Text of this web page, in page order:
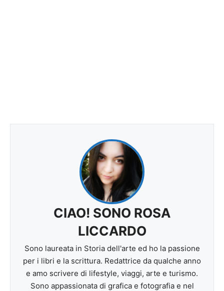
CIAO! SONO ROSA
LICCARDO
Sono laureata in Storia dell'arte ed ho la passione
per i libri e la scrittura. Redattrice da qualche anno
e amo scrivere di lifestyle, viaggi, arte e turismo.
Sono appassionata di grafica e fotografia e nel